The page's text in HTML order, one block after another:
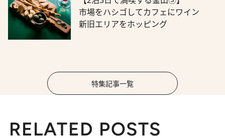
市場をハシゴしてカフェにワイン
新旧エリアをホッピング
特集記事一覧
RELATED POSTS